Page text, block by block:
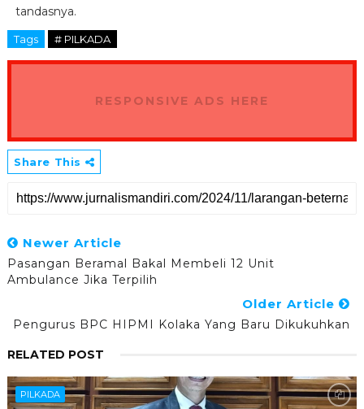
tandasnya.
Tags # PILKADA
RESPONSIVE ADS HERE
Share This
Newer Article
Pasangan Beramal Bakal Membeli 12 Unit
Ambulance Jika Terpilih
Older Article
Pengurus BPC HIPMI Kolaka Yang Baru Dikukuhkan
RELATED POST
PILKADA